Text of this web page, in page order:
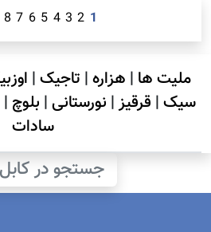
1
2
3
4
5
6
7
8
ملیت ها | هزاره| تاجیک|
سیک| قرقیز| نورستانی| بلوچ |
سادات
جستجو در